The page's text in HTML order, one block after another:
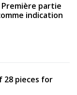
partie
indication
28 pieces for